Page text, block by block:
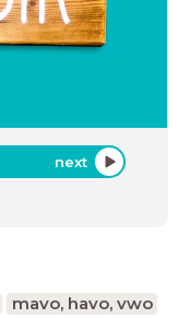
next
mavo, havo, vwo